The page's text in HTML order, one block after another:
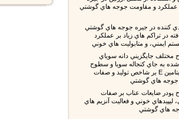
و مقاومت جوجه هاي گوشتي
کننده در جيره جوجه هاي گوشتي
در تراکم هاي زياد بر عملکرد
ايمني، و متابوليت هاي خوني
جايگزيني دانه سوياي
به جاي کنجاله سويا و سطوح
مختلف ويتامين E بر شاخص توليد و صفات
هاي گوشتي
ضايعات عناب بر صفات
خوني و فعاليت آنزيم هاي
هاي گوشتي